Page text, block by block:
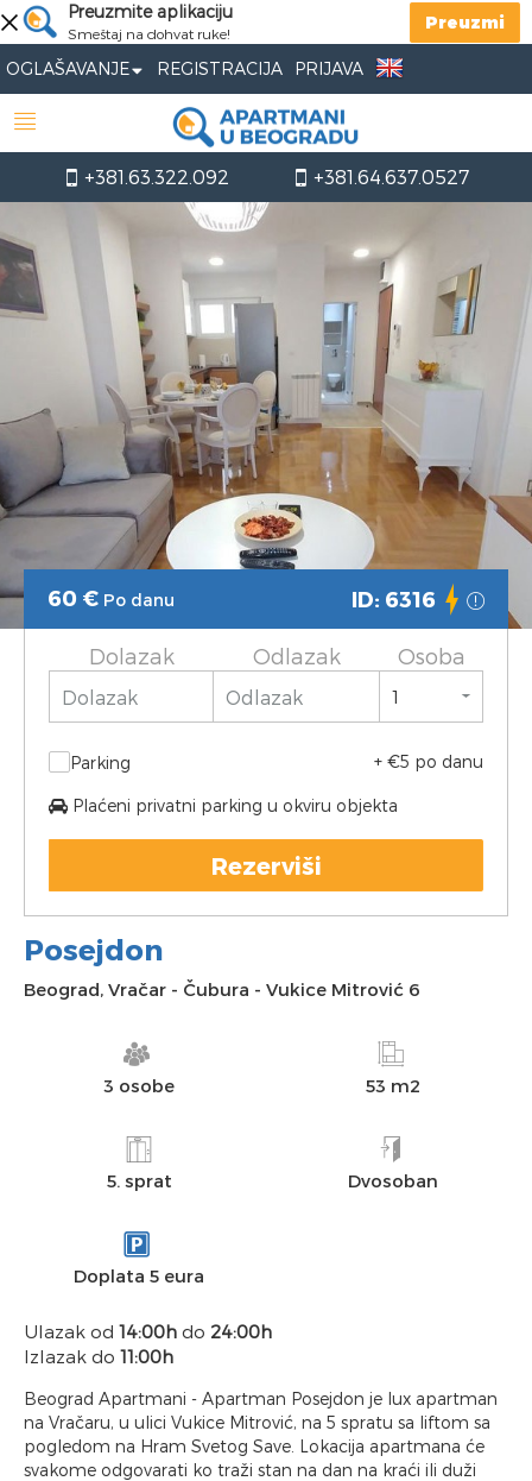
Preuzmite aplikaciju
Smeštaj na dohvat ruke!
Preuzmi
OGLAŠAVANJE REGISTRACIJA PRIJAVA
+381.63.322.092 +381.64.637.0527
60 € Po danu ID: 6316
Dolazak Odlazak Osoba
Parking + €5 po danu
Plaćeni privatni parking u okviru objekta
Rezerviši
Posejdon
Beograd, Vračar - Čubura - Vukice Mitrović 6
3 osobe 53 m2
5. sprat Dvosoban
Doplata 5 eura
Ulazak od 14:00h do 24:00h
Izlazak do 11:00h
Beograd Apartmani - Apartman Posejdon je lux apartman
na Vračaru, u ulici Vukice Mitrović, na 5 spratu sa liftom sa
pogledom na Hram Svetog Save. Lokacija apartmana će
svakome odgovarati ko traži stan na dan na kraći ili duži